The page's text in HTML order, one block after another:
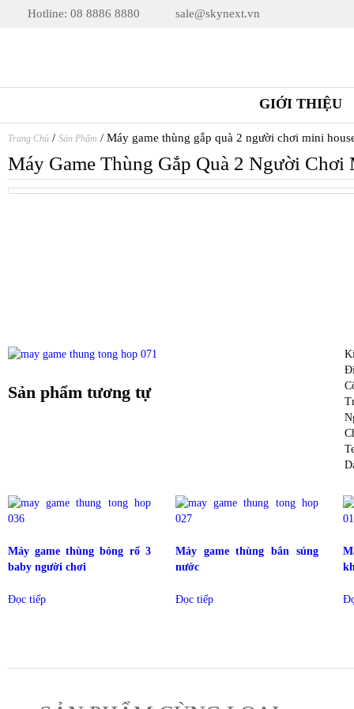
Hotline: 08 8886 8880 sale@skynext.vn
GIỚI THIỆU
Trang Chủ / Sản Phẩm / Máy game thùng gắp quà 2 người chơi mini
Máy Game Thùng Gắp Quà 2 Người Chơi
Sản phẩm tương tự
Máy game thùng bóng rổ 3
baby người chơi
Đọc tiếp
Máy game thùng bắn súng
nước
Đọc tiếp